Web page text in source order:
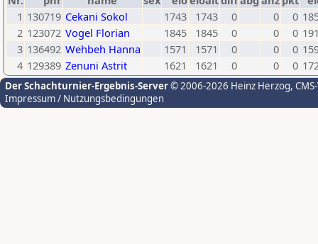
1 130719 Cekani Sokol 1743 1743 0 0 0
2 123072 Vogel Florian 1845 1845 0 0 0
3 136492 Wehbeh Hanna 1571 1571 0 0 0
4 129389 Zenuni Astrit 1621 1621 0 0 0
Der Schachturnier-Ergebnis-Server© 2006-2026 Heinz Herzog,
Impressum / Nutzungsbedingungen